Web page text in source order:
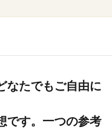
なたでもご自由に
です。一つの参考